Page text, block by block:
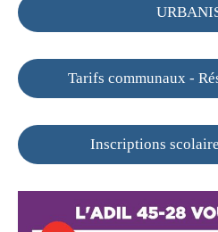
Tarifs communaux -
Inscriptions